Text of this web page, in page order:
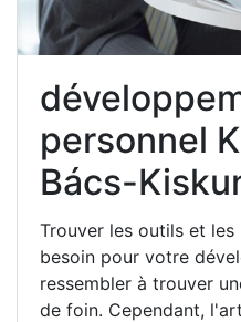
personnel
Bács-
Trouver les outils et
besoin pour votre
ressembler à trouver
de foin. Cependant,